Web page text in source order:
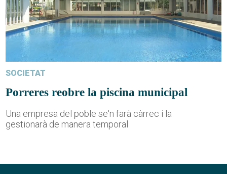
SOCIETAT
Porreres reobre la piscina municipal
Una empresa del poble se'n farà càrrec i la
gestionarà de manera temporal